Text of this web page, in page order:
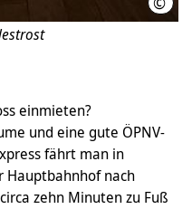
einmieten?
und eine gute ÖPNV-
fährt man in
Hauptbahnhof nach
zehn Minuten zu Fuß